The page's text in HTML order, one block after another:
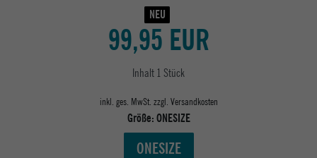
NEU
99,95 EUR
Inhalt 1 Stück
inkl. ges. MwSt. zzgl. Versandkosten
Größe:ONESIZE
ONESIZE